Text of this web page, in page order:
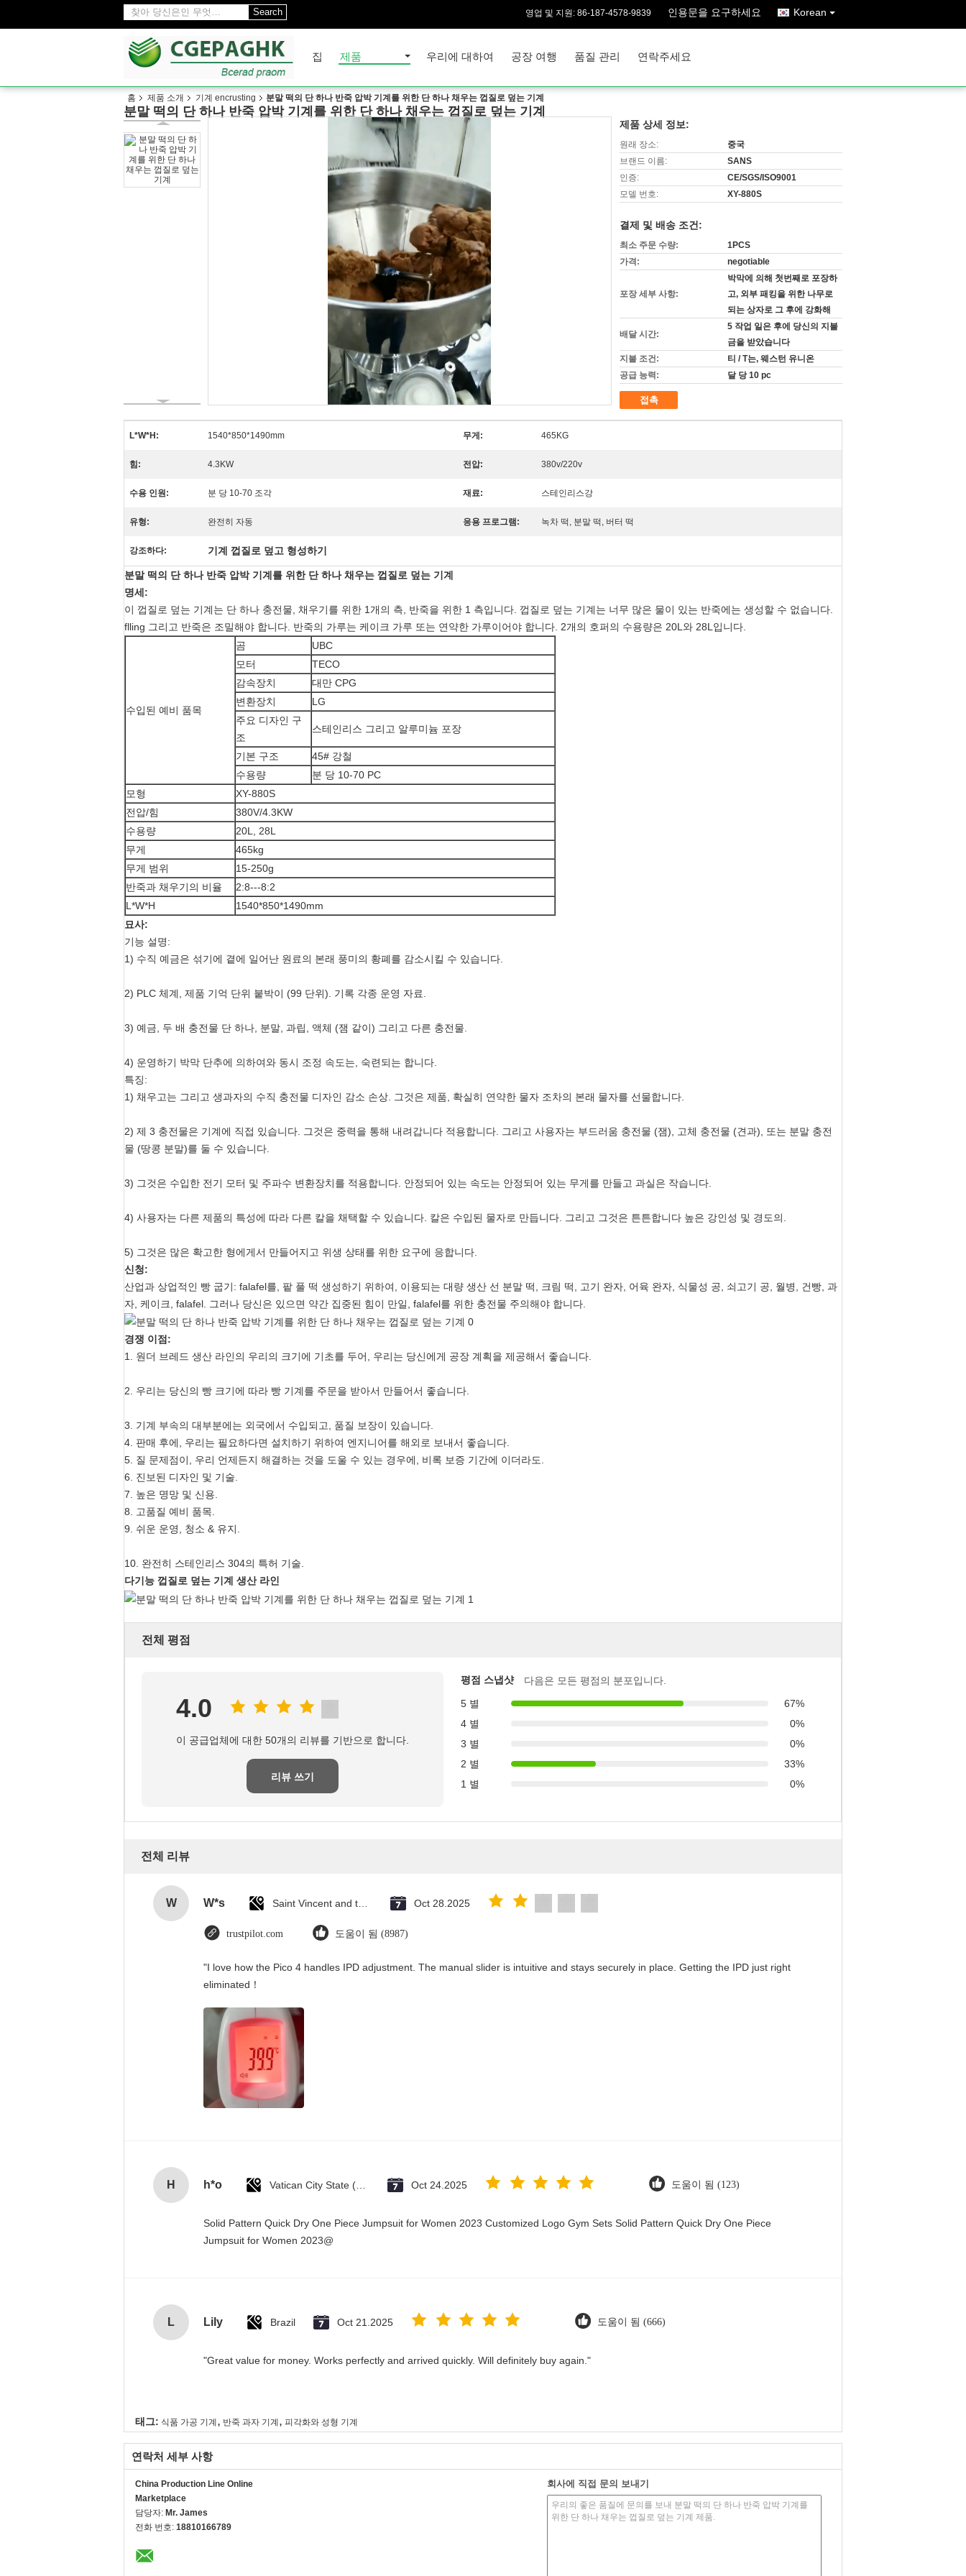
Search 영업 및 지원: 86-187-4578-9839 인용문을 요구하세요 Korean
집 제품 우리에 대하여 공장 여행 품질 관리 연락주세요
홈 제품 소개 기계 encrusting 분말 떡의 단 하나 반죽 압박 기계를 위한 단 하나 채우는 껍질로 덮는 기계
분말 떡의 단 하나 반죽 압박 기계를 위한 단 하나 채우는 껍질로 덮는 기계
제품 상세 정보:
원래 장소:
중국
브랜드 이름:
SANS
인증:
CE/SGS/ISO9001
모델 번호:
XY-880S
결제 및 배송 조건:
최소 주문 수량:
1PCS
가격:
negotiable
포장 세부 사항:
박막에 의해 첫번째로 포장하
고, 외부 패킹을 위한 나무로
되는 상자로 그 후에 강화해
배달 시간:
5 작업 일은 후에 당신의 지불
금을 받았습니다
지불 조건:
티 / T는, 웨스턴 유니온
공급 능력:
달 당 10 pc
접촉
L*W*H: 1540*850*1490mm 무게: 465KG
힘: 4.3KW 전압: 380v/220v
수용 인원: 분 당 10-70 조각 재료: 스테인리스강
유형: 완전히 자동 응용 프로그램: 녹차 떡, 분말 떡, 버터 떡
강조하다: 기계 껍질로 덮고 형성하기
분말 떡의 단 하나 반죽 압박 기계를 위한 단 하나 채우는 껍질로 덮는 기계
명세:
이 껍질로 덮는 기계는 단 하나 충전물, 채우기를 위한 1개의 측, 반죽을 위한 1 측입니다. 껍질로 덮는 기계는 너무 많은 물이 있는 반죽에는 생성할 수 없습니다.
flling 그리고 반죽은 조밀해야 합니다. 반죽의 가루는 케이크 가루 또는 연약한 가루이어야 합니다. 2개의 호퍼의 수용량은 20L와 28L입니다.
수입된 예비 품목
곰
UBC
모터
TECO
감속장치
대만 CPG
변환장치
LG
주요 디자인 구
조
스테인리스 그리고 알루미늄 포장
기본 구조
45# 강철
수용량
분 당 10-70 PC
모형
XY-880S
전압/힘
380V/4.3KW
수용량
20L, 28L
무게
465kg
무게 범위
15-250g
반죽과 채우기의 비율
2:8---8:2
L*W*H
1540*850*1490mm
묘사:
기능 설명:
1) 수직 예금은 섞기에 곁에 일어난 원료의 본래 풍미의 황폐를 감소시킬 수 있습니다.
2) PLC 체계, 제품 기억 단위 붙박이 (99 단위). 기록 각종 운영 자료.
3) 예금, 두 배 충전물 단 하나, 분말, 과립, 액체 (잼 같이) 그리고 다른 충전물.
4) 운영하기 박막 단추에 의하여와 동시 조정 속도는, 숙련되는 합니다.
특징:
1) 채우고는 그리고 생과자의 수직 충전물 디자인 감소 손상. 그것은 제품, 확실히 연약한 물자 조차의 본래 물자를 선물합니다.
2) 제 3 충전물은 기계에 직접 있습니다. 그것은 중력을 통해 내려갑니다 적용합니다. 그리고 사용자는 부드러움 충전물 (잼), 고체 충전물 (견과), 또는 분말 충전
물 (땅콩 분말)를 둘 수 있습니다.
3) 그것은 수입한 전기 모터 및 주파수 변환장치를 적용합니다. 안정되어 있는 속도는 안정되어 있는 무게를 만들고 과실은 작습니다.
4) 사용자는 다른 제품의 특성에 따라 다른 칼을 채택할 수 있습니다. 칼은 수입된 물자로 만듭니다. 그리고 그것은 튼튼합니다 높은 강인성 및 경도의.
5) 그것은 많은 확고한 형에게서 만들어지고 위생 상태를 위한 요구에 응합니다.
신청:
산업과 상업적인 빵 굽기: falafel를, 팥 풀 떡 생성하기 위하여, 이용되는 대량 생산 선 분말 떡, 크림 떡, 고기 완자, 어육 완자, 식물성 공, 쇠고기 공, 월병, 건빵, 과
자, 케이크, falafel. 그러나 당신은 있으면 약간 집중된 힘이 만일, falafel를 위한 충전물 주의해야 합니다.
경쟁 이점:
1. 원더 브레드 생산 라인의 우리의 크기에 기초를 두어, 우리는 당신에게 공장 계획을 제공해서 좋습니다.
2. 우리는 당신의 빵 크기에 따라 빵 기계를 주문을 받아서 만들어서 좋습니다.
3. 기계 부속의 대부분에는 외국에서 수입되고, 품질 보장이 있습니다.
4. 판매 후에, 우리는 필요하다면 설치하기 위하여 엔지니어를 해외로 보내서 좋습니다.
5. 질 문제점이, 우리 언제든지 해결하는 것을 도울 수 있는 경우에, 비록 보증 기간에 이더라도.
6. 진보된 디자인 및 기술.
7. 높은 명망 및 신용.
8. 고품질 예비 품목.
9. 쉬운 운영, 청소 & 유지.
10. 완전히 스테인리스 304의 특허 기술.
다기능 껍질로 덮는 기계 생산 라인
전체 평점
4.0
이 공급업체에 대한 50개의 리뷰를 기반으로 합니다.
리뷰 쓰기
평점 스냅샷
다음은 모든 평점의 분포입니다.
5 별
67%
4 별
0%
3 별
0%
2 별
33%
1 별
0%
전체 리뷰
W W*s Oct 28.2025
trustpilot.com 도움이 됨 (8987)
"I love how the Pico 4 handles IPD adjustment. The manual slider is intuitive and stays securely in place. Getting the IPD just right
eliminated！
H h*o Oct 24.2025 도움이 됨 (123)
Solid Pattern Quick Dry One Piece Jumpsuit for Women 2023 Customized Logo Gym Sets Solid Pattern Quick Dry One Piece
Jumpsuit for Women 2023@
L Lily Brazil Oct 21.2025 도움이 됨 (666)
"Great value for money. Works perfectly and arrived quickly. Will definitely buy again."
태그: 식품 가공 기계, 반죽 과자 기계, 피각화와 성형 기계
연락처 세부 사항
China Production Line Online
Marketplace
담당자: Mr. James
전화 번호: 18810166789
회사에 직접 문의 보내기